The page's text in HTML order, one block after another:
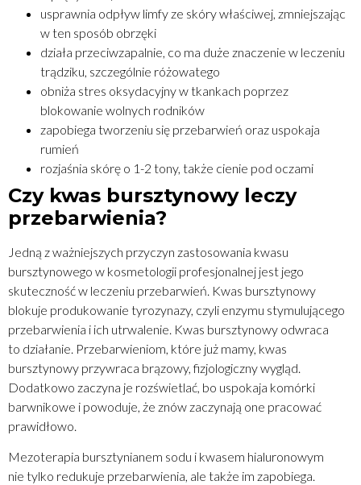
usprawnia odpływ limfy ze skóry właściwej, zmniejszając
w ten sposób obrzęki
działa przeciwzapalnie, co ma duże znaczenie w leczeniu
trądziku, szczególnie różowatego
obniża stres oksydacyjny w tkankach poprzez
blokowanie wolnych rodników
zapobiega tworzeniu się przebarwień oraz uspokaja
rumień
rozjaśnia skórę o 1-2 tony, także cienie pod oczami
Czy kwas bursztynowy leczy
przebarwienia?
Jedną z ważniejszych przyczyn zastosowania kwasu
bursztynowego w kosmetologii profesjonalnej jest jego
skuteczność w leczeniu przebarwień. Kwas bursztynowy
blokuje produkowanie tyrozynazy, czyli enzymu stymulującego
przebarwienia i ich utrwalenie. Kwas bursztynowy odwraca
to działanie. Przebarwieniom, które już mamy, kwas
bursztynowy przywraca brązowy, fizjologiczny wygląd.
Dodatkowo zaczyna je rozświetlać, bo uspokaja komórki
barwnikowe i powoduje, że znów zaczynają one pracować
prawidłowo.
Mezoterapia bursztynianem sodu i kwasem hialuronowym
nie tylko redukuje przebarwienia, ale także im zapobiega.